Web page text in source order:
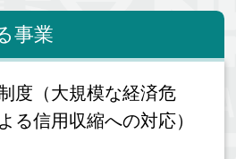
事業
度（大規模な経済危
る信用収縮への対応）